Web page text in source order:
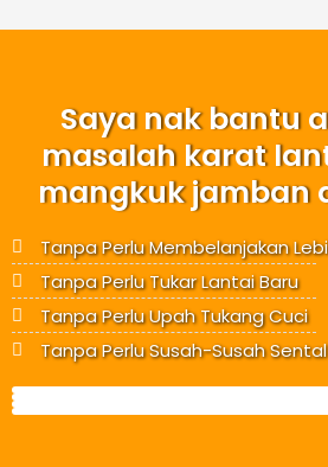
Saya nak bantu
masalah karat
mangkuk jamban
Tanpa Perlu Membelanjakan
Tanpa Perlu Tukar Lantai Baru
Tanpa Perlu Upah Tukang Cuci
Tanpa Perlu Susah-Susah Sental